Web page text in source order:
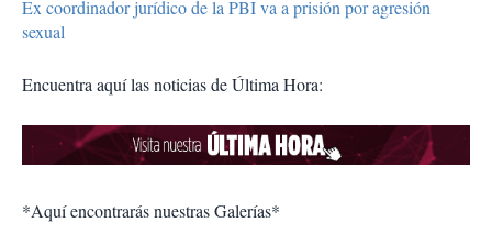
Ex coordinador jurídico de la PBI va a prisión por agresión
sexual
Encuentra aquí las noticias de Última Hora:
*Aquí encontrarás nuestras Galerías*